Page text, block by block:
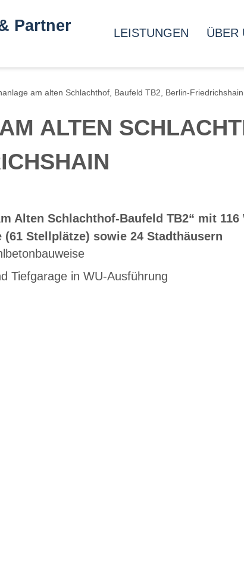
Partner LEISTUNGEN ÜBER
am alten Schlachthof, Baufeld TB2, Berlin-Friedrichshain
ALTEN
Alten Schlachthof-Baufeld TB2“ mit
(61 Stellplätze) sowie 24 Stadthäusern
Tiefgarage in WU-Ausführung